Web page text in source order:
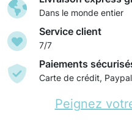
Dans le monde entier
Service client
7/7
Paiements
Carte de crédit,
Peignez